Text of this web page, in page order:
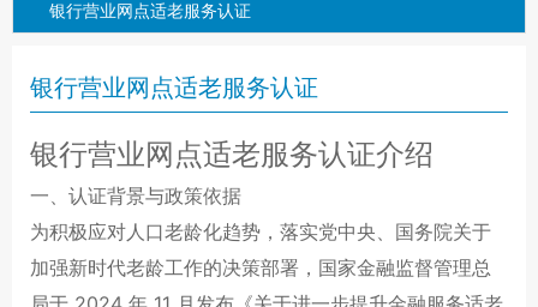
银行营业网点适老服务认证
银行营业网点适老服务认证
银行营业网点适老服务认证介绍
一、认证背景与政策依据
为积极应对人口老龄化趋势，落实党中央、国务院关于
加强新时代老龄工作的决策部署，国家金融监督管理总